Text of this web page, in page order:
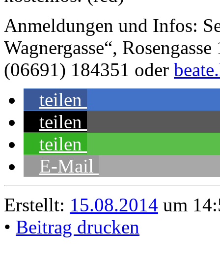
Anmeldungen und Infos:
Wagnergasse“,
(06691) 184351 oder
teilen
teilen
teilen
E-Mail
Erstellt: 15.08.2014 um
• Beitrag drucken